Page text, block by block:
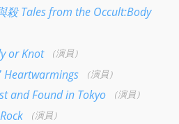
殺 Tales from the Occult:Body
or Knot （演員）
Heartwarmings （演員）
and Found in Tokyo （演員）
（演員）